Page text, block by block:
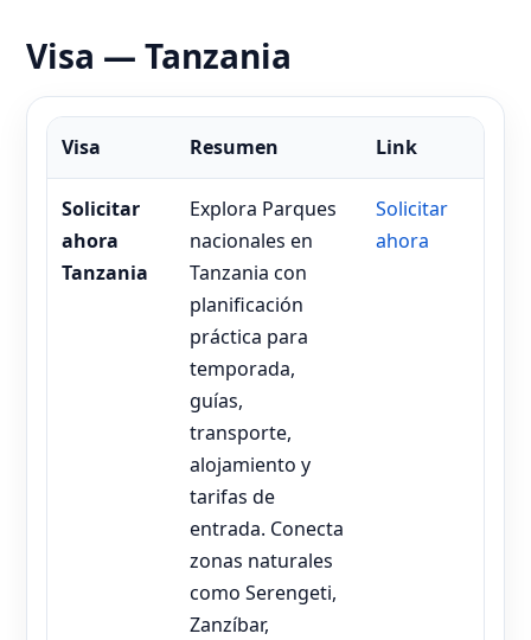
Visa — Tanzania
Visa Resumen Link
Solicitar
ahora
Tanzania
Explora Parques
nacionales en
Tanzania con
planificación
práctica para
temporada,
guías,
transporte,
alojamiento y
tarifas de
entrada. Conecta
zonas naturales
como Serengeti,
Zanzíbar,
Solicitar
ahora